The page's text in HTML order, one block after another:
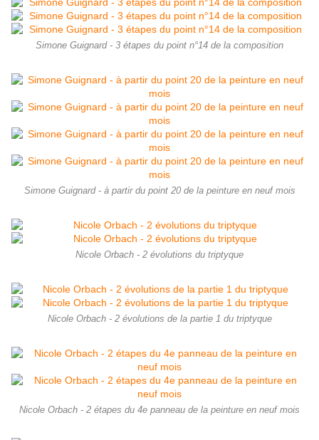
Simone Guignard - 3 étapes du point n°14 de la composition
Simone Guignard - à partir du point 20 de la peinture en neuf mois
Nicole Orbach - 2 évolutions du triptyque
Nicole Orbach - 2 évolutions de la partie 1 du triptyque
Nicole Orbach - 2 étapes du 4e panneau de la peinture en neuf mois